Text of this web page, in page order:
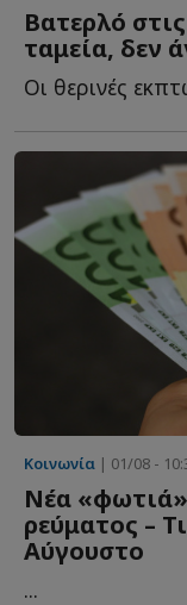
Βατερλό
ταμεία, δεν
Κοινωνία | 01/08 -
Νέα
ρεύματος –
Αύγουστο
...